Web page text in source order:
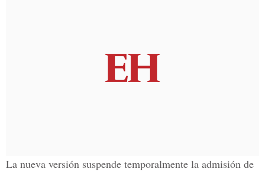
La nueva versión suspende temporalmente la admisión de